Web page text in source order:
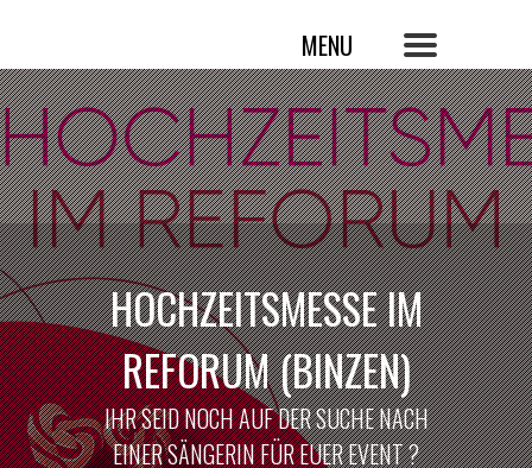
HOCHZEITSMESSE IM
REFORUM (BINZEN)
IHR SEID NOCH AUF DER SUCHE NACH
EINER SÄNGERIN FÜR EUER EVENT ?